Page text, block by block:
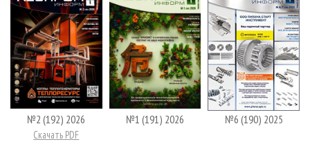
№2 (192) 2026
Скачать PDF
№1 (191) 2026 №6 (190) 2025